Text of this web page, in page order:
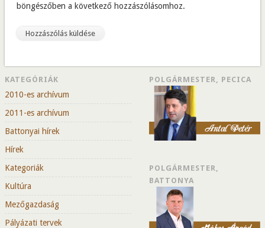
böngészőben a következő hozzászólásomhoz.
KATEGÓRIÁK
2010-es archívum
2011-es archívum
Battonyai hírek
Hírek
Kategoriák
Kultúra
Mezőgazdaság
Pályázati tervek
POLGÁRMESTER, PECICA
POLGÁRMESTER,
BATTONYA